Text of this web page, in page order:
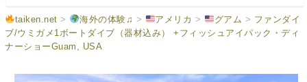
taiken.net > 海外の体験♫ > アメリカ > グアム > ファンダイ
ブ/ウミガメ1ボートダイブ（器材込み） +フィッシュアイパック・ディ
ナーショーGuam, USA